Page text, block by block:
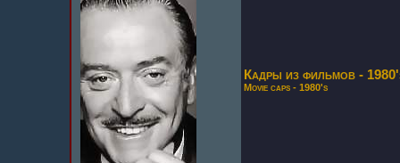
Кадры из фильмов -
Movie caps - 1980's